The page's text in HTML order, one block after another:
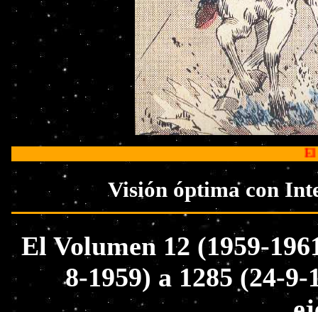
El Príncipe Valiante
Visión óptima con
El Volumen 12 (1959-
8-1959) a 1285 (24-